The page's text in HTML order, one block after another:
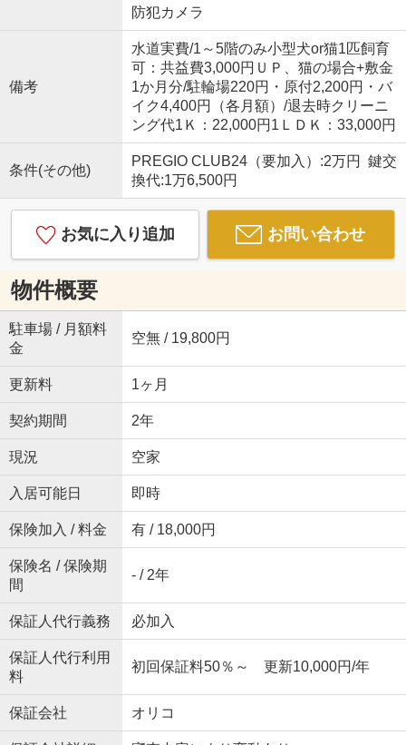
防犯カメラ
備考
水道実費/1～5階のみ小型犬or猫1匹飼育
可：共益費3,000円ＵＰ、猫の場合+敷金
1か月分/駐輪場220円・原付2,200円・バ
イク4,400円（各月額）/退去時クリーニ
ング代1Ｋ：22,000円1ＬＤＫ：33,000円
条件(その他)
PREGIO CLUB24（要加入）:2万円 鍵交
換代:1万6,500円
お気に入り追加 お問い合わせ
物件概要
駐車場 / 月額料
金
空無 / 19,800円
更新料 1ヶ月
契約期間 2年
現況 空家
入居可能日 即時
保険加入 / 料金 有 / 18,000円
保険名 / 保険期
間
- / 2年
保証人代行義務 必加入
保証人代行利用
料
初回保証料50％～ 更新10,000円/年
保証会社 オリコ